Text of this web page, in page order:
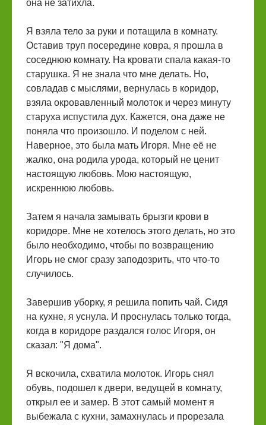
она не затихла.
Я взяла тело за руки и потащила в комнату.
Оставив труп посередине ковра, я прошла в
соседнюю комнату. На кровати спала какая-то
старушка. Я не знала что мне делать. Но,
совладав с мыслями, вернулась в коридор,
взяла окровавленный молоток и через минуту
старуха испустила дух. Кажется, она даже не
поняла что произошло. И поделом с ней.
Наверное, это была мать Игоря. Мне её не
жалко, она родила урода, который не ценит
настоящую любовь. Мою настоящую,
искреннюю любовь.
Затем я начала замывать брызги крови в
коридоре. Мне не хотелось этого делать, но это
было необходимо, чтобы по возвращению
Игорь не смог сразу заподозрить, что что-то
случилось.
Завершив уборку, я решила попить чай. Сидя
на кухне, я уснула. И проснулась только тогда,
когда в коридоре раздался голос Игоря, он
сказал: "Я дома".
Я вскочила, схватила молоток. Игорь снял
обувь, подошел к двери, ведущей в комнату,
открыл ее и замер. В этот самый момент я
выбежала с кухни, замахнулась и прорезала